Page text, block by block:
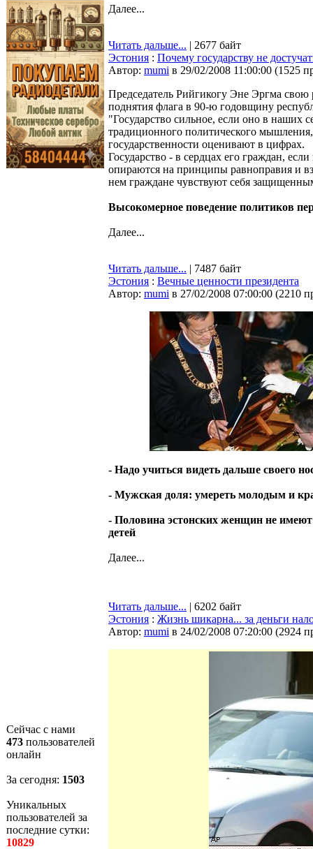
Сейчас с нами
473 пользователей
онлайн
За сегодня: 1503
Уникальных
пользователей за
последние сутки:
10829
Далее...
Читать дальше... | 2677 байт
Эстония : Почему государству не
Автор: mumi в 29/02/2008 11:00:00 (1525
Председатель Рийгикогу Эне Эргма
поднятия флага в 90-ю годовщину
"Государство сильное, если оно в наших
традиционного политического мышления,
государственности оценивают в цифрах.
Государство - в сердцах его граждан,
опираются на принципы равноправия и
нем граждане чувствуют себя
Высокомерное поведение политиков
Далее...
Читать дальше... | 7487 байт
Эстония : Вечные ценности президента
Автор: mumi в 27/02/2008 07:00:00 (2210
- Надо учиться видеть дальше своего
- Мужская доля: умереть молодым и
- Половина эстонских женщин не
детей
Далее...
Читать дальше... | 6202 байт
Эстония : Жизнь шикарна... за деньги
Автор: mumi в 24/02/2008 07:20:00 (2924